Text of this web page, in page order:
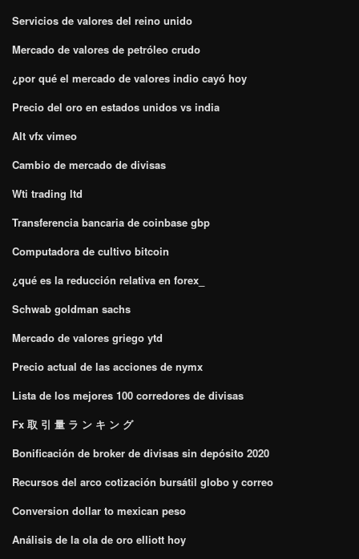
Servicios de valores del reino unido
Mercado de valores de petróleo crudo
¿por qué el mercado de valores indio cayó hoy
Precio del oro en estados unidos vs india
Alt vfx vimeo
Cambio de mercado de divisas
Wti trading ltd
Transferencia bancaria de coinbase gbp
Computadora de cultivo bitcoin
¿qué es la reducción relativa en forex_
Schwab goldman sachs
Mercado de valores griego ytd
Precio actual de las acciones de nymx
Lista de los mejores 100 corredores de divisas
Fx 取 引 量 ラ ン キ ン グ
Bonificación de broker de divisas sin depósito 2020
Recursos del arco cotización bursátil globo y correo
Conversion dollar to mexican peso
Análisis de la ola de oro elliott hoy